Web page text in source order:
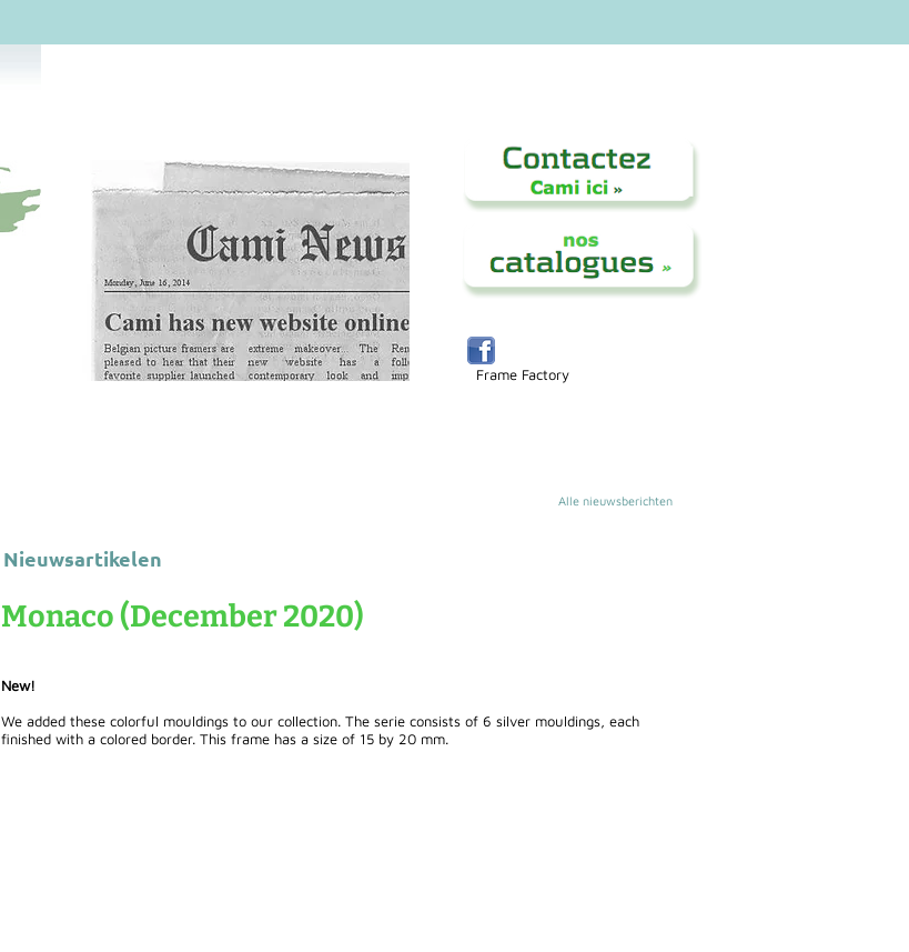
Frame Factory
Alle nieuwsberichten
Nieuwsartikelen
Monaco (December 2020)
New!
We added these colorful mouldings to our collection. The serie consists of 6 silver mouldings, each
finished with a colored border. This frame has a size of 15 by 20 mm.